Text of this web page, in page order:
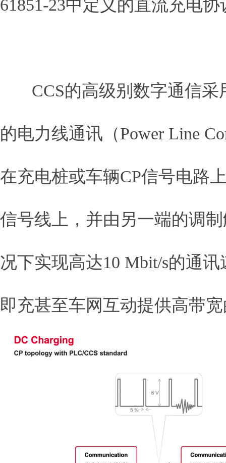
61851-23中定义的直流充电协
CCS的高级别数字通信采
的电力线通讯（Power Line
在充电桩或车辆CP信号电路
信号线上，并由另一端的调
况下实现高达10 Mbit/s的通
即充甚至车网互动提供高带